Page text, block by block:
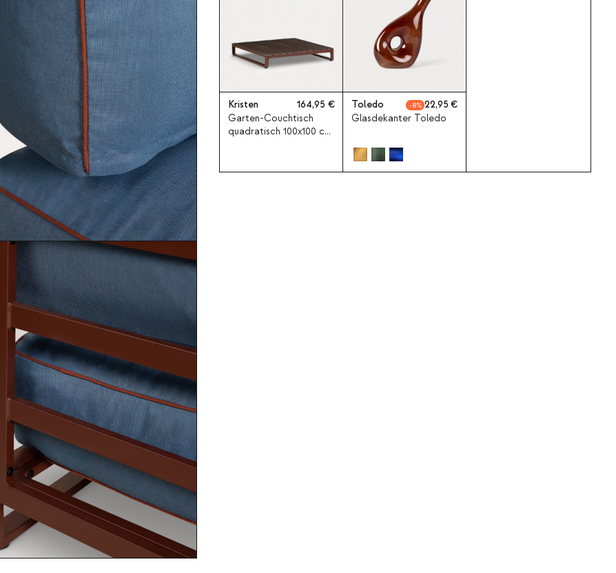
Kristen
164,95
Garten-Couchtisch
quadratisch 100x100 cm
Toledo 8
22,95
Glasdekanter Toledo